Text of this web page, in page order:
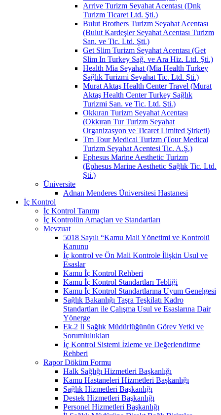
Arrive Turizm Seyahat Acentası (Dnk
Turizm Ticaret Ltd. Şti.)
Bulut Brothers Turizm Seyahat Acentası
(Bulut Kardeşler Seyahat Acentası Turizm
San. ve Tic. Ltd. Şti.)
Get Slim Turizm Seyahat Acentası (Get
Slim In Turkey Sağ. ve Ara Hiz. Ltd. Şti.)
Health Mia Seyahat (Mia Health Turkey
Sağlık Turizmi Seyahat Tic. Ltd. Şti.)
Murat Aktaş Health Center Travel (Murat
Aktaş Health Center Turkey Sağlık
Turizmi San. ve Tic. Ltd. Şti.)
Okkıran Turizm Seyahat Acentası
(Okkıran Tur Turizm Seyahat
Organizasyon ve Ticaret Limited Şirketi)
Tm Tour Medical Turizm (Tour Medical
Turizm Seyahat Acentesi Tic. A.Ş.)
Ephesus Marine Aesthetic Turizm
(Ephesus Marine Aesthetic Sağlık Tic. Ltd.
Şti.)
Üniversite
Adnan Menderes Üniversitesi Hastanesi
İç Kontrol
İç Kontrol Tanımı
İç Kontrolün Amaçları ve Standartları
Mevzuat
5018 Sayılı “Kamu Mali Yönetimi ve Kontrolü
Kanunu
İç kontrol ve Ön Mali Kontrole İlişkin Usul ve
Esaslar
Kamu İç Kontrol Rehberi
Kamu İç Kontrol Standartları Tebliği
Kamu İç Kontrol Standartlarına Uyum Genelgesi
Sağlık Bakanlığı Taşra Teşkilatı Kadro
Standartları ile Çalışma Usul ve Esaslarına Dair
Yönerge
Ek.2 İl Sağlık Müdürlüğünün Görev Yetki ve
Sorumlulukları
İç Kontrol Sistemi İzleme ve Değerlendirme
Rehberi
Rapor Döküm Formu
Halk Sağlığı Hizmetleri Başkanlığı
Kamu Hastaneleri Hizmetleri Başkanlığı
Sağlık Hizmetleri Başkanlığı
Destek Hizmetleri Başkanlığı
Personel Hizmetleri Başkanlığı